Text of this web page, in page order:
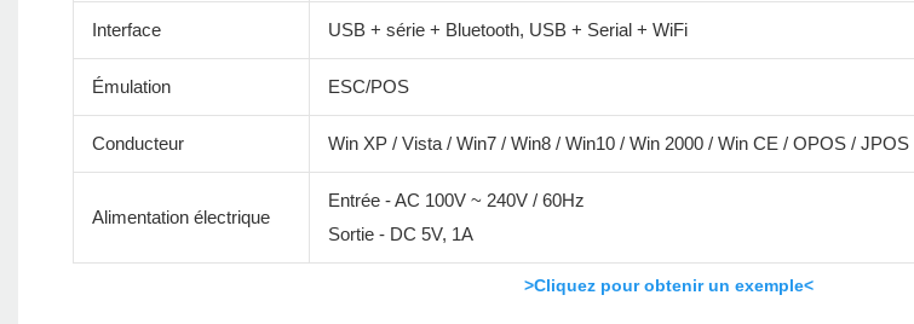
Interface USB + série + Bluetooth, USB + Serial + WiFi
Émulation ESC/POS
Conducteur Win XP / Vista / Win7 / Win8 / Win10 / Win 2000 / Win CE / OPOS / JPOS
Alimentation électrique
Entrée - AC 100V ~ 240V / 60Hz
Sortie - DC 5V, 1A
>Cliquez pour obtenir un exemple<